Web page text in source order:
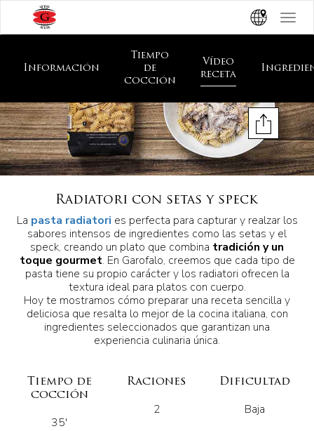
Toggle
Radiatori con setas y speck
La pasta radiatori es perfecta para capturar y realzar los
sabores intensos de ingredientes como las setas y el
speck, creando un plato que combina tradición y un
toque gourmet. En Garofalo, creemos que cada tipo de
pasta tiene su propio carácter y los radiatori ofrecen la
textura ideal para platos con cuerpo.
Hoy te mostramos cómo preparar una receta sencilla y
deliciosa que resalta lo mejor de la cocina italiana, con
ingredientes seleccionados que garantizan una
experiencia culinaria única.
Información
Tiempo
de
cocción
Vídeo
receta
Tiempo de
cocción
35'
Raciones
2
Dificultad
Baja